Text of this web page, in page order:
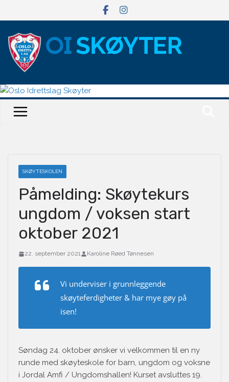
SKØYTESKOLEN
Påmelding: Skøytekurs
ungdom / voksen start
oktober 2021
22. september 2021 Karoline Røed Tønnesen
Vi underviser i grunnleggende
skøyteferdigheter & har mye gøy på
isen!
Søndag 24. oktober ønsker vi velkommen til en ny
runde med skøyteskole for barn, ungdom og voksne
i Jordal Amfi / Ungdomshallen! Kurset avsluttes 19.